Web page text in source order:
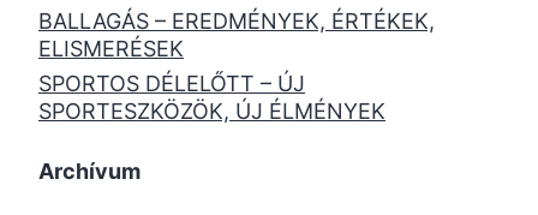
BALLAGÁS – EREDMÉNYEK, ÉRTÉKEK,
ELISMERÉSEK
SPORTOS DÉLELŐTT – ÚJ
SPORTESZKÖZÖK, ÚJ ÉLMÉNYEK
Archívum